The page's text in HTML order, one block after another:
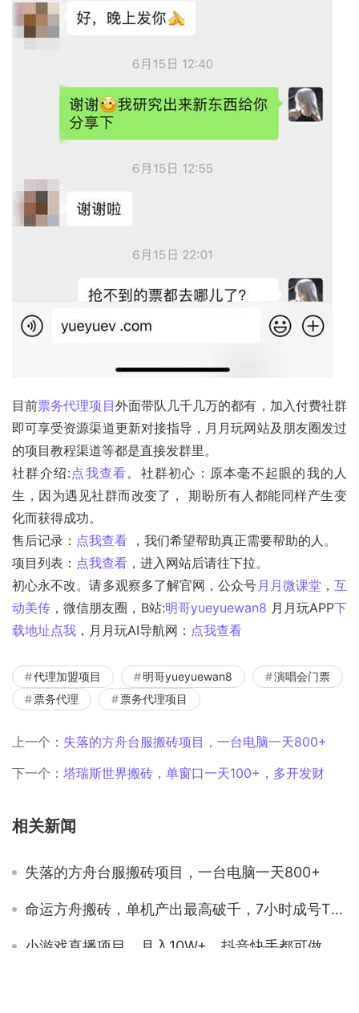
目前票务代理项目外面带队几千几万的都有，加入付费社群
即可享受资源渠道更新对接指导，月月玩网站及朋友圈发过
的项目教程渠道等都是直接发群里。
社群介绍: 点我查看。社群初心：原本毫不起眼的我的人
生，因为遇见社群而改变了， 期盼所有人都能同样产生变
化而获得成功。
售后记录： 点我查看 ，我们希望帮助真正需要帮助的人。
项目列表： 点我查看 ，进入网站后请往下拉。
初心永不改。请多观察多了解官网，公众号 月月微课堂 ，互
动美传 ，微信朋友圈，B站:明哥yueyuewan8 月月玩APP下
载地址点我 ，月月玩AI导航网： 点我查看
代理加盟项目 明哥yueyuewan8
演唱会门票
票务代理
票务代理项目
上一个： 失落的方舟台服搬砖项目，一台电脑一天800+
下一个： 塔瑞斯世界搬砖，单窗口一天100+，多开发财
相关新闻
失落的方舟台服搬砖项目，一台电脑一天800+
命运方舟搬砖，单机产出最高破千，7小时成号T3攻略，lostark在线人数120万
小游戏直播项目，月入10W+，抖音快手都可做